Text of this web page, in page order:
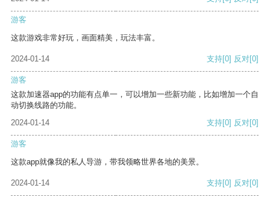
游客
这款游戏非常好玩，画面精美，玩法丰富。
2024-01-14 支持[0] 反对[0]
游客
这款加速器app的功能有点单一，可以增加一些新功能，比如增加一个自
动切换线路的功能。
2024-01-14
支持[0] 反对[0]
游客
这款app就像我的私人导游，带我领略世界各地的美景。
2024-01-14 支持[0] 反对[0]